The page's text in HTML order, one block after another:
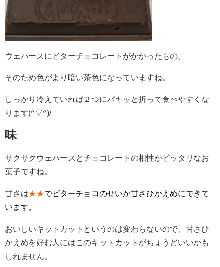
ウェハースにビターチョコレートがかかったもの。
そのため色がより暗い茶色になっていますね。
しっかり冷えていれば２つにパキッと折って食べやすくな
ります(^▽^)/
味
サクサクウェハースとチョコレートの相性がピッタリなお
菓子ですね。
甘さは★★でビターチョコのせいか甘さひかえめにできて
います。
おいしいキットカットというのは変わらないので、甘さひ
かえめを好む人にはこのキットカットがちょうどいいかも
しれません。